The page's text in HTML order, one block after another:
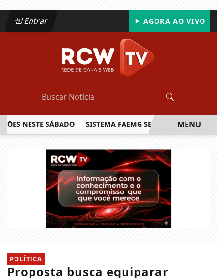
Entrar AGORA AO VIVO
SÁBADO SISTEMA FAEMG SENAR LANÇA OMENU
POLÍTICA
Proposta busca equiparar